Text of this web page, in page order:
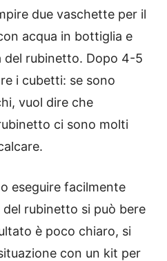
due vaschette per il
acqua in bottiglia e
del rubinetto. Dopo 4-5
i cubetti: se sono
vuol dire che
ci sono molti
eseguire facilmente
del rubinetto si può bere
è poco chiaro, si
con un kit per